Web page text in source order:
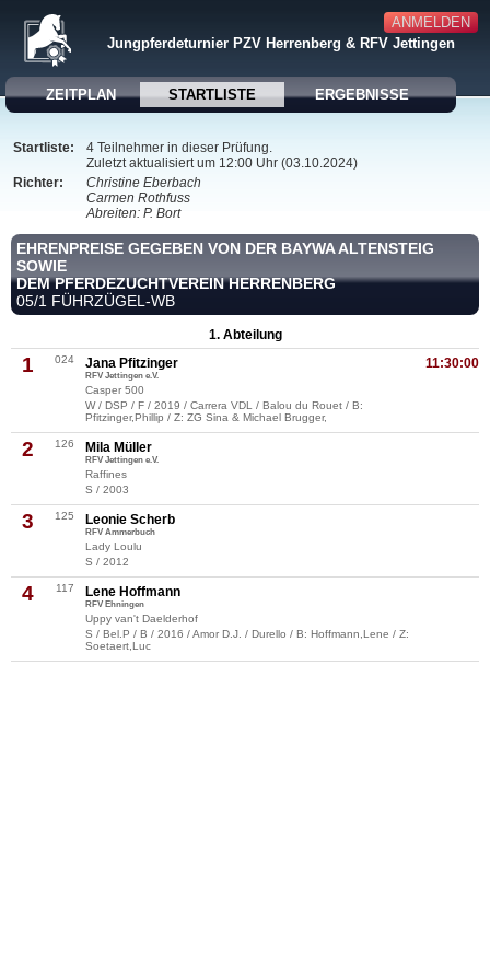
ANMELDEN
Jungpferdeturnier PZV Herrenberg & RFV Jettingen
ZEITPLAN STARTLISTE ERGEBNISSE
Startliste:
4 Teilnehmer in dieser Prüfung.
Zuletzt aktualisiert um 12:00 Uhr (03.10.2024)
Richter:
Christine Eberbach
Carmen Rothfuss
Abreiten: P. Bort
EHRENPREISE GEGEBEN VON DER BAYWA ALTENSTEIG
SOWIE
DEM PFERDEZUCHTVEREIN HERRENBERG
05/1 FÜHRZÜGEL-WB
1. Abteilung
1 024 11:30:00
Jana Pfitzinger
RFV Jettingen e.V.
Casper 500
W / DSP / F / 2019 / Carrera VDL / Balou du Rouet / B:
Pfitzinger,Phillip / Z: ZG Sina & Michael Brugger,
2 126 Mila Müller
RFV Jettingen e.V.
Raffines
S / 2003
3 125 Leonie Scherb
RFV Ammerbuch
Lady Loulu
S / 2012
4 117 Lene Hoffmann
RFV Ehningen
Uppy van't Daelderhof
S / Bel.P / B / 2016 / Amor D.J. / Durello / B: Hoffmann,Lene / Z:
Soetaert,Luc